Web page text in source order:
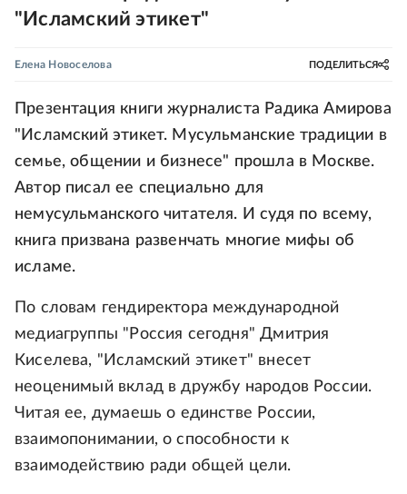
"Исламский этикет"
Елена Новоселова ПОДЕЛИТЬСЯ
Презентация книги журналиста Радика Амирова
"Исламский этикет. Мусульманские традиции в
семье, общении и бизнесе" прошла в Москве.
Автор писал ее специально для
немусульманского читателя. И судя по всему,
книга призвана развенчать многие мифы об
исламе.
По словам гендиректора международной
медиагруппы "Россия сегодня" Дмитрия
Киселева, "Исламский этикет" внесет
неоценимый вклад в дружбу народов России.
Читая ее, думаешь о единстве России,
взаимопонимании, о способности к
взаимодействию ради общей цели.